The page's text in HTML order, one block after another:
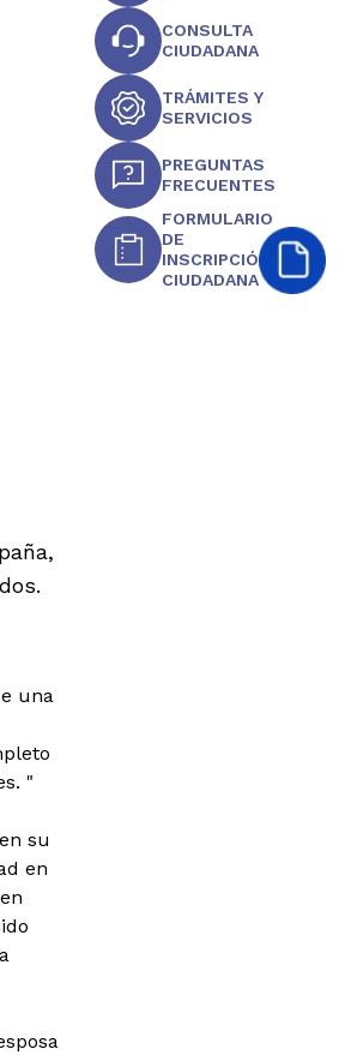
una
"
su
en
CONSULTA
CIUDADANA
TRÁMITES Y
SERVICIOS
PREGUNTAS
FRECUENTES
FORMULARIO
DE
INSCRIPCIÓN
CIUDADANA